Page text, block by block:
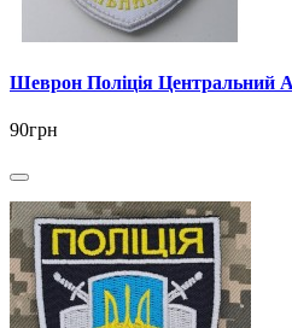
Шеврон Поліція Центральний
90грн